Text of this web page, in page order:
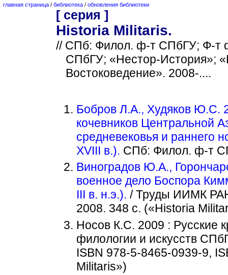
главная страница / библиотека / обновления библиотеки
[ серия ]
Historia Militaris.
// СПб: Филол. ф-т СПбГУ; Ф-т
СПбГУ; «Нестор-История»;
Востоковедение». 2008-....
Бобров Л.А., Худяков Ю.С.
кочевников Центральной
средневековья и раннего
XVIII в.). СПб: Филол. ф-т
Виноградов Ю.А.,
военное дело Боспора
III в. н.э.). / Труды ИИМК
2008. 348 с. («Historia
Носов К.С. 2009 : Русские
филологии и искусств
ISBN 978-5-8465-0939-9,
Militaris»)